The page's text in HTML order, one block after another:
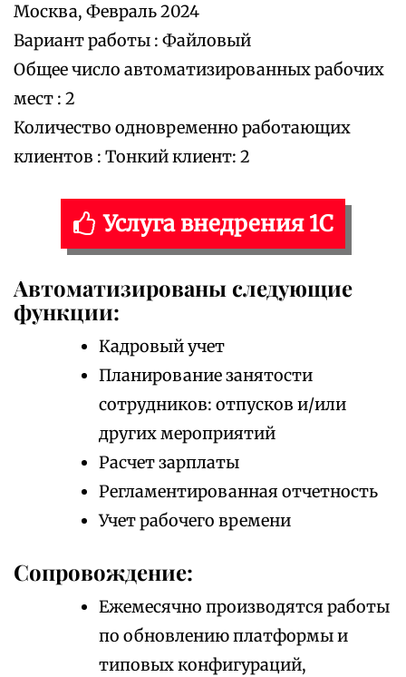
Москва, Февраль 2024
Вариант работы : Файловый
Общее число автоматизированных рабочих
мест : 2
Количество одновременно работающих
клиентов : Тонкий клиент: 2
Услуга внедрения 1С
Автоматизированы следующие
функции:
Кадровый учет
Планирование занятости
сотрудников: отпусков и/или
других мероприятий
Расчет зарплаты
Регламентированная отчетность
Учет рабочего времени
Сопровождение:
Ежемесячно производятся работы
по обновлению платформы и
типовых конфигураций,